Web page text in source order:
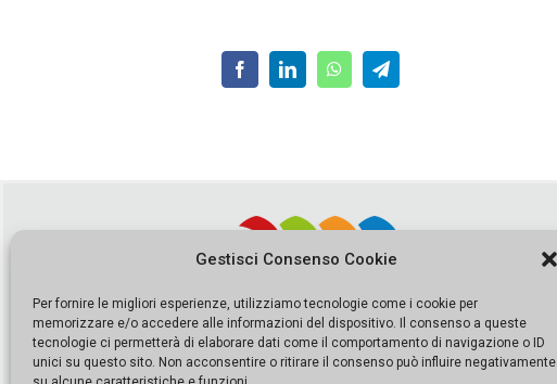
Gestisci Consenso Cookie
Per fornire le migliori esperienze, utilizziamo tecnologie come i cookie per
memorizzare e/o accedere alle informazioni del dispositivo. Il consenso a queste
tecnologie ci permetterà di elaborare dati come il comportamento di navigazione o ID
unici su questo sito. Non acconsentire o ritirare il consenso può influire negativamente